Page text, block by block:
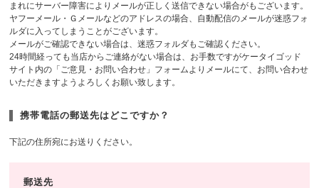
まれにサーバー障害によりメールが正しく送信できない場合がもございます。
ヤフーメール・Ｇメールなどのアドレスの場合、自動配信のメールが迷惑フォ
ルダに入ってしまうことがございます。
メールがご確認できない場合は、迷惑フォルダもご確認ください。
24時間経っても当店からご連絡がない場合は、お手数ですがケータイゴッド
サイト内の「ご意見・お問い合わせ」フォームよりメールにて、お問い合わせ
いただきますようよろしくお願い致します。
携帯電話の郵送先はどこですか？
下記の住所宛にお送りください。
郵送先